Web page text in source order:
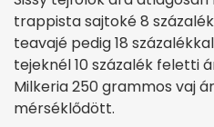
trappista sajtoké 8
teavajé pedig 18
tejeknél 10 százalék feletti
Milkeria 250 grammos vaj
mérséklődött.